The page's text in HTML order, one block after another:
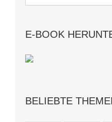
nach:
E-BOOK
BELIEBTE